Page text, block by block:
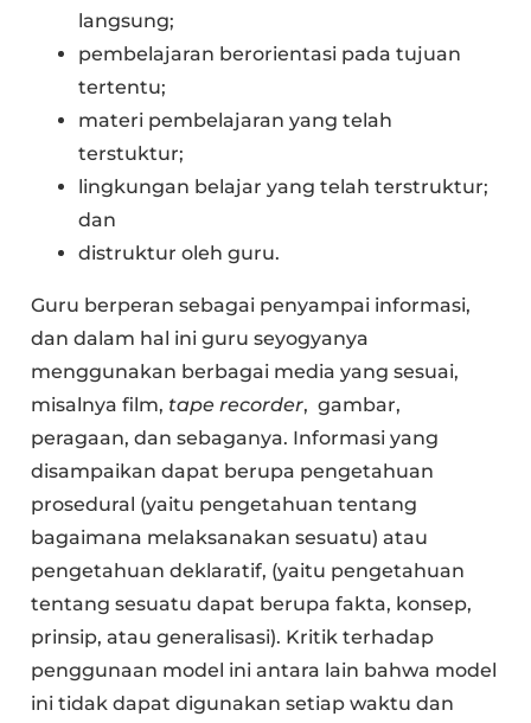
langsung;
pembelajaran berorientasi pada tujuan
tertentu;
materi pembelajaran yang telah
terstuktur;
lingkungan belajar yang telah terstruktur;
dan
distruktur oleh guru.
Guru berperan sebagai penyampai informasi,
dan dalam hal ini guru seyogyanya
menggunakan berbagai media yang sesuai,
misalnya film, tape recorder, gambar,
peragaan, dan sebaganya. Informasi yang
disampaikan dapat berupa pengetahuan
prosedural (yaitu pengetahuan tentang
bagaimana melaksanakan sesuatu) atau
pengetahuan deklaratif, (yaitu pengetahuan
tentang sesuatu dapat berupa fakta, konsep,
prinsip, atau generalisasi). Kritik terhadap
penggunaan model ini antara lain bahwa model
ini tidak dapat digunakan setiap waktu dan